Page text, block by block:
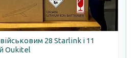
28 Starlink і 11
Oukitel